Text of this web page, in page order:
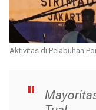
Aktivitas di Pelabuhan